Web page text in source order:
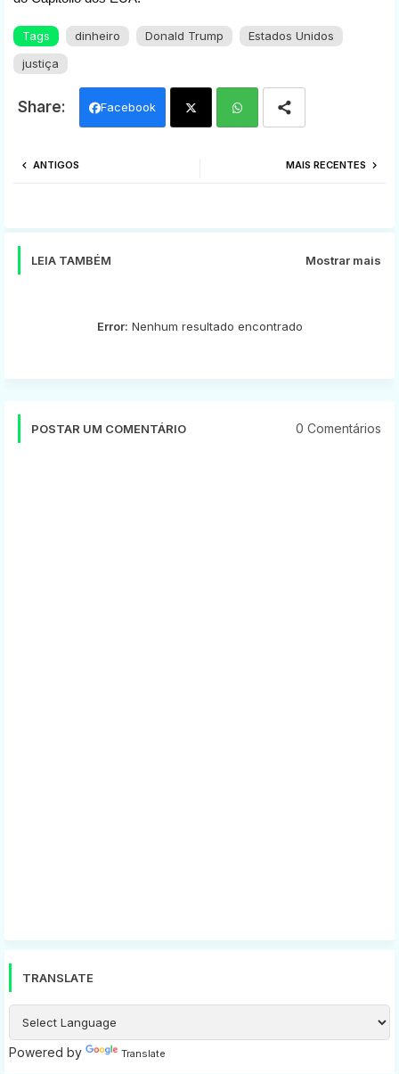
Tags dinheiro Donald Trump
Estados Unidos
justiça
Facebook
MAIS RECENTES
ANTIGOS
LEIA TAMBÉM Mostrar mais
Error: Nenhum resultado encontrado
POSTAR UM COMENTÁRIO 0 Comentários
TRANSLATE
Powered by Translate